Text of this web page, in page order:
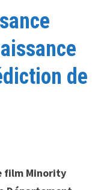
de
film Minority